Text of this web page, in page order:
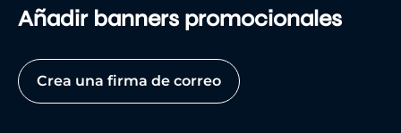
Añadir banners promocionales
Crea una firma de correo